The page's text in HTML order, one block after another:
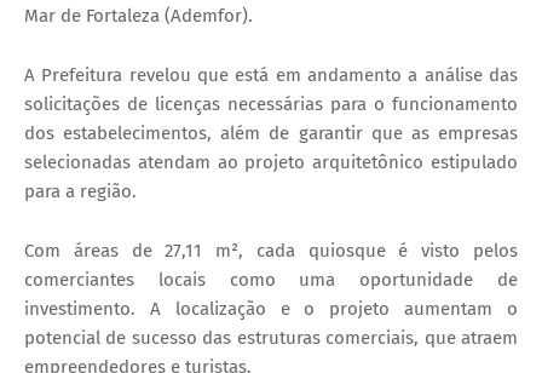
Mar de Fortaleza (Ademfor).
A Prefeitura revelou que está em andamento a análise das
solicitações de licenças necessárias para o funcionamento
dos estabelecimentos, além de garantir que as empresas
selecionadas atendam ao projeto arquitetônico estipulado
para a região.
Com áreas de 27,11 m², cada quiosque é visto pelos
comerciantes locais como uma oportunidade de
investimento. A localização e o projeto aumentam o
potencial de sucesso das estruturas comerciais, que atraem
empreendedores e turistas.